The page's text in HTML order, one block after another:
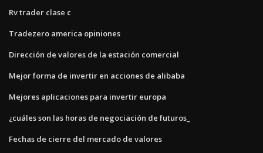
Rv trader clase c
Tradezero america opiniones
Dirección de valores de la estación comercial
Mejor forma de invertir en acciones de alibaba
Mejores aplicaciones para invertir europa
¿cuáles son las horas de negociación de futuros_
Fechas de cierre del mercado de valores